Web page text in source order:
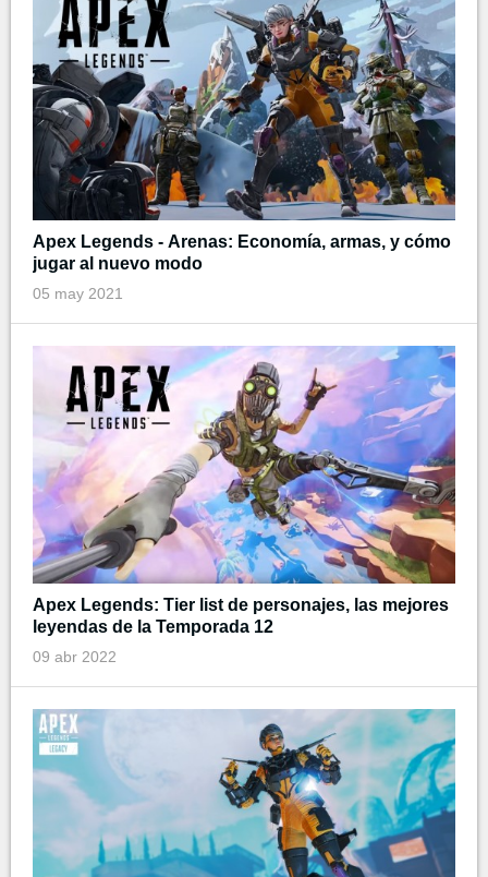
Apex Legends - Arenas: Economía, armas, y cómo
jugar al nuevo modo
05 may 2021
Apex Legends: Tier list de personajes, las mejores
leyendas de la Temporada 12
09 abr 2022